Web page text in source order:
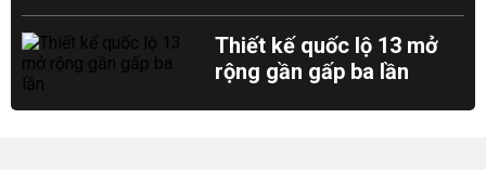
Thiết kế quốc lộ 13 mở
rộng gần gấp ba lần